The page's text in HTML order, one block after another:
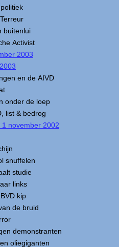
buitenlui
Activist
2003
en de AIVD
onder de loep
list & bedrog
november 2002
snuffelen
studie
links
kip
de bruid
demonstranten
oliegiganten